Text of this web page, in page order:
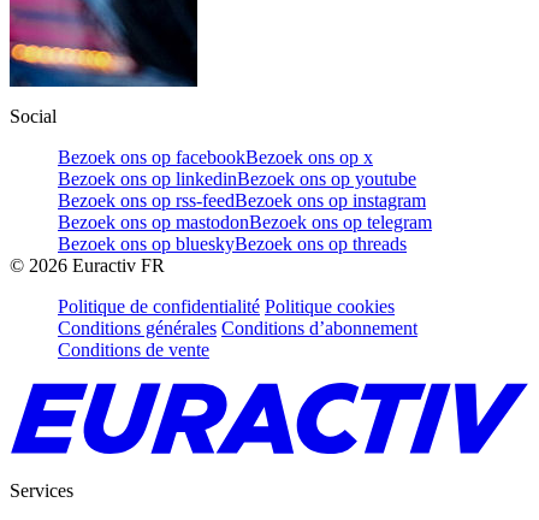
Social
Bezoek ons op facebookBezoek ons op x
Bezoek ons op linkedinBezoek ons op youtube
Bezoek ons op rss-feedBezoek ons op instagram
Bezoek ons op mastodonBezoek ons op telegram
Bezoek ons op blueskyBezoek ons op threads
© 2026 Euractiv FR
Politique de confidentialité Politique cookies
Conditions générales Conditions d’abonnement
Conditions de vente
Services